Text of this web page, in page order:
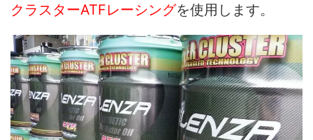
クラスターATFレーシングを使用します。